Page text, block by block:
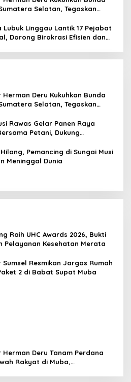
Selatan, Tegaskan
Lubuk Linggau Lantik 17 Pejabat
Dorong Birokrasi Efisien dan
Herman Deru Kukuhkan Bunda
Selatan, Tegaskan
Rawas Gelar Panen Raya
Petani, Dukung
Pemancing di Sungai Musi
Meninggal Dunia
Raih UHC Awards 2026, Bukti
Pelayanan Kesehatan Merata
Sumsel Resmikan Jargas Rumah
2 di Babat Supat Muba
Herman Deru Tanam Perdana
Rakyat di Muba,